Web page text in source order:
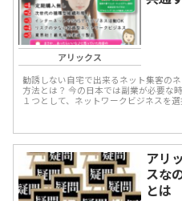
アリックス
勧誘しない自宅で出来るネット集客の
方法とは？ 今の日本では副業が必要な
１つとして、ネットワークビジネスを
アリ
スな
とは